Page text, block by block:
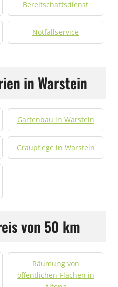
Bereitschaftsdienst
Notfallservice
in Warstein
Gartenbau in Warstein
Graupflege in Warstein
von 50 km
Räumung von
öffentlichen Flächen in